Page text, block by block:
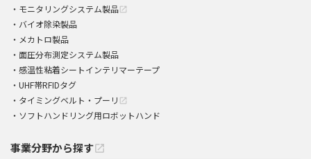
モニタリングシステム製品 open_in_new
バイオ除染製品
メカトロ製品
面圧分布測定システム製品
感温性粘着シートインテリマーテープ
UHF帯RFIDタグ
タイミングベルト・プーリ open_in_new
ソフトハンドリング用ロボットハンド
事業分野から探すopen_in_new